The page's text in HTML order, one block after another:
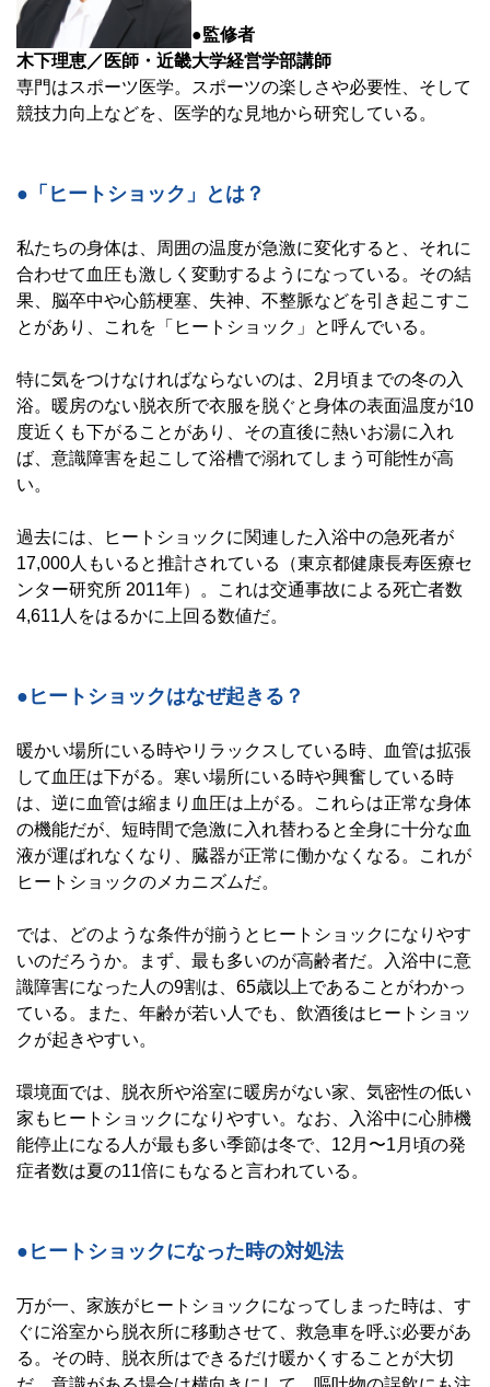
●監修者
木下理恵／医師・近畿大学経営学部講師
専門はスポーツ医学。スポーツの楽しさや必要性、そして
競技力向上などを、医学的な見地から研究している。
●「ヒートショック」とは？
私たちの身体は、周囲の温度が急激に変化すると、それに
合わせて血圧も激しく変動するようになっている。その結
果、脳卒中や心筋梗塞、失神、不整脈などを引き起こすこ
とがあり、これを「ヒートショック」と呼んでいる。
特に気をつけなければならないのは、2月頃までの冬の入
浴。暖房のない脱衣所で衣服を脱ぐと身体の表面温度が10
度近くも下がることがあり、その直後に熱いお湯に入れ
ば、意識障害を起こして浴槽で溺れてしまう可能性が高
い。
過去には、ヒートショックに関連した入浴中の急死者が
17,000人もいると推計されている（東京都健康長寿医療セ
ンター研究所 2011年）。これは交通事故による死亡者数
4,611人をはるかに上回る数値だ。
●ヒートショックはなぜ起きる？
暖かい場所にいる時やリラックスしている時、血管は拡張
して血圧は下がる。寒い場所にいる時や興奮している時
は、逆に血管は縮まり血圧は上がる。これらは正常な身体
の機能だが、短時間で急激に入れ替わると全身に十分な血
液が運ばれなくなり、臓器が正常に働かなくなる。これが
ヒートショックのメカニズムだ。
では、どのような条件が揃うとヒートショックになりやす
いのだろうか。まず、最も多いのが高齢者だ。入浴中に意
識障害になった人の9割は、65歳以上であることがわかっ
ている。また、年齢が若い人でも、飲酒後はヒートショッ
クが起きやすい。
環境面では、脱衣所や浴室に暖房がない家、気密性の低い
家もヒートショックになりやすい。なお、入浴中に心肺機
能停止になる人が最も多い季節は冬で、12月〜1月頃の発
症者数は夏の11倍にもなると言われている。
●ヒートショックになった時の対処法
万が一、家族がヒートショックになってしまった時は、す
ぐに浴室から脱衣所に移動させて、救急車を呼ぶ必要があ
る。その時、脱衣所はできるだけ暖かくすることが大切